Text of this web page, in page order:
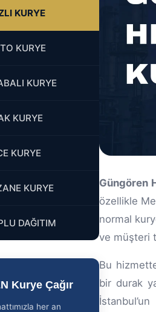
KURYE
KURYE
KURYE
KURYE
KURYE
KURYE
DAĞITIM
Kurye Çağır
her an
Güngören
özellikle
normal
ve müşteri
Bu
bir durak